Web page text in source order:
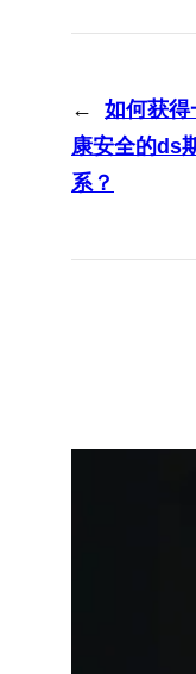
←
如何获得
康安全的ds
系？